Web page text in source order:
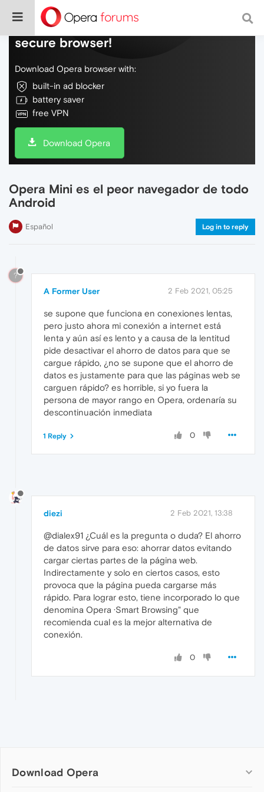
Do more on the web, with a fast and
secure browser!
Download Opera browser with:
built-in ad blocker
battery saver
free VPN
Download Opera
Opera Mini es el peor navegador de todo
Android
Español Log in to reply
?
A Former User 2 Feb 2021, 05:25
se supone que funciona en conexiones lentas,
pero justo ahora mi conexión a internet está
lenta y aún así es lento y a causa de la lentitud
pide desactivar el ahorro de datos para que se
cargue rápido, ¿no se supone que el ahorro de
datos es justamente para que las páginas web se
carguen rápido? es horrible, si yo fuera la
persona de mayor rango en Opera, ordenaría su
descontinuación inmediata
0
1 Reply
diezi 2 Feb 2021, 13:38
@dialex91 ¿Cuál es la pregunta o duda? El ahorro
de datos sirve para eso: ahorrar datos evitando
cargar ciertas partes de la página web.
Indirectamente y solo en ciertos casos, esto
provoca que la página pueda cargarse más
rápido. Para lograr esto, tiene incorporado lo que
denomina Opera ·Smart Browsing" que
recomienda cual es la mejor alternativa de
conexión.
0
Download Opera